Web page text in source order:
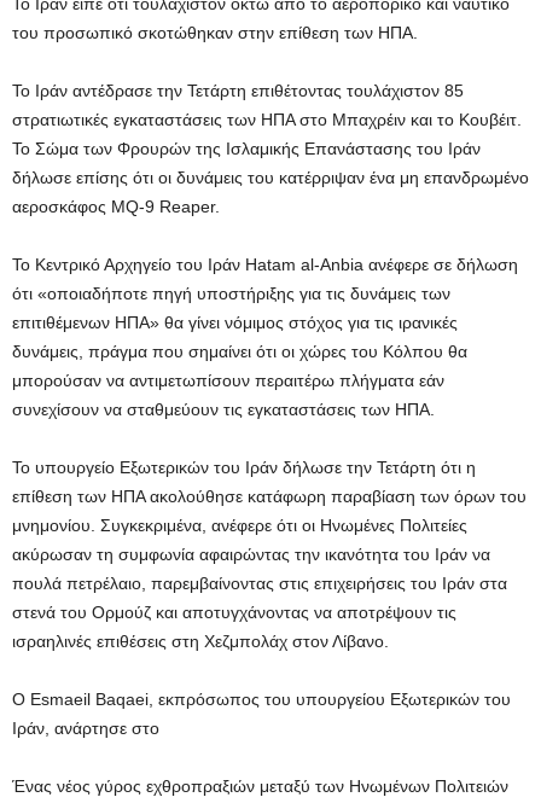
του προσωπικό σκοτώθηκαν στην επίθεση των ΗΠΑ.
Το Ιράν αντέδρασε την Τετάρτη επιθέτοντας τουλάχιστον 85
στρατιωτικές εγκαταστάσεις των ΗΠΑ στο Μπαχρέιν και το Κουβέιτ.
Το Σώμα των Φρουρών της Ισλαμικής Επανάστασης του Ιράν
δήλωσε επίσης ότι οι δυνάμεις του κατέρριψαν ένα μη επανδρωμένο
αεροσκάφος MQ-9 Reaper.
Το Κεντρικό Αρχηγείο του Ιράν Hatam al-Anbia ανέφερε σε δήλωση
ότι «οποιαδήποτε πηγή υποστήριξης για τις δυνάμεις των
επιτιθέμενων ΗΠΑ» θα γίνει νόμιμος στόχος για τις ιρανικές
δυνάμεις, πράγμα που σημαίνει ότι οι χώρες του Κόλπου θα
μπορούσαν να αντιμετωπίσουν περαιτέρω πλήγματα εάν
συνεχίσουν να σταθμεύουν τις εγκαταστάσεις των ΗΠΑ.
Το υπουργείο Εξωτερικών του Ιράν δήλωσε την Τετάρτη ότι η
επίθεση των ΗΠΑ ακολούθησε κατάφωρη παραβίαση των όρων του
μνημονίου. Συγκεκριμένα, ανέφερε ότι οι Ηνωμένες Πολιτείες
ακύρωσαν τη συμφωνία αφαιρώντας την ικανότητα του Ιράν να
πουλά πετρέλαιο, παρεμβαίνοντας στις επιχειρήσεις του Ιράν στα
στενά του Ορμούζ και αποτυγχάνοντας να αποτρέψουν τις
ισραηλινές επιθέσεις στη Χεζμπολάχ στον Λίβανο.
Ο Esmaeil Baqaei, εκπρόσωπος του υπουργείου Εξωτερικών του
Ιράν, ανάρτησε στο
Ένας νέος γύρος εχθροπραξιών μεταξύ των Ηνωμένων Πολιτειών